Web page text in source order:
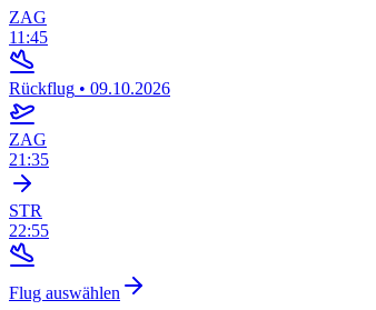
ZAG
11:45
Rückflug • 09.10.2026
ZAG
21:35
STR
22:55
Flug auswählen